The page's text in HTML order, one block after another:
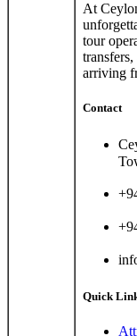
At
tour
arriving
Contact
Quick